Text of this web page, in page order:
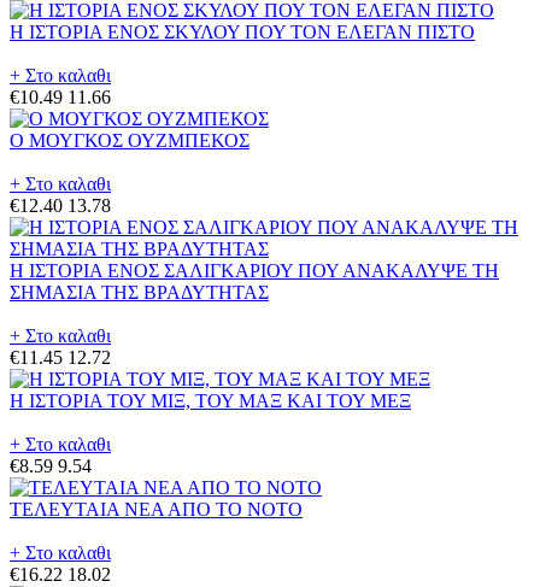
Η ΙΣΤΟΡΙΑ ΕΝΟΣ ΣΚΥΛΟΥ ΠΟΥ ΤΟΝ ΕΛΕΓΑΝ ΠΙΣΤΟ
+ Στο καλαθι
€10.49 11.66
Ο ΜΟΥΓΚΟΣ ΟΥΖΜΠΕΚΟΣ
+ Στο καλαθι
€12.40 13.78
Η ΙΣΤΟΡΙΑ ΕΝΟΣ ΣΑΛΙΓΚΑΡΙΟΥ ΠΟΥ ΑΝΑΚΑΛΥΨΕ ΤΗ
ΣΗΜΑΣΙΑ ΤΗΣ ΒΡΑΔΥΤΗΤΑΣ
+ Στο καλαθι
€11.45 12.72
Η ΙΣΤΟΡΙΑ ΤΟΥ ΜΙΞ, ΤΟΥ ΜΑΞ ΚΑΙ ΤΟΥ ΜΕΞ
+ Στο καλαθι
€8.59 9.54
ΤΕΛΕΥΤΑΙΑ ΝΕΑ ΑΠΟ ΤΟ ΝΟΤΟ
+ Στο καλαθι
€16.22 18.02